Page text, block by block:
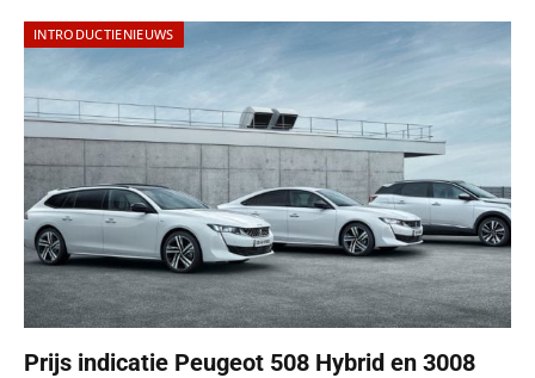
INTRODUCTIENIEUWS
Prijs indicatie Peugeot 508 Hybrid en 3008